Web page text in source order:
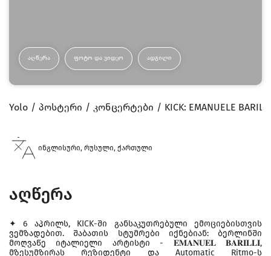
ᲐᲦᲬᲔᲠᲐ ᲤᲝᲢᲝ ᲓᲐ ᲕᲘᲓᲔᲝ ᲐᲓᲒᲘᲚᲘ
Yolo პოსტერი კონცერტები KICK: EMANUELE
ინგლისური, რუსული, ქართული
აღწერა
✦ 6 აპრილს, KICK-ში განსაკუთრებული ემოციებისთვის
ვემზადებით. შაბათის სტუმრები იქნებიან: ბერლინში
მოღვაწე იტალიელი არტისტი - 𝐄𝐌𝐀𝐍𝐔𝐄𝐋 𝐁𝐀𝐑𝐈𝐋𝐋𝐈,
მზესუმზირას რეზიდენტი და Automatic Ritmo-ს